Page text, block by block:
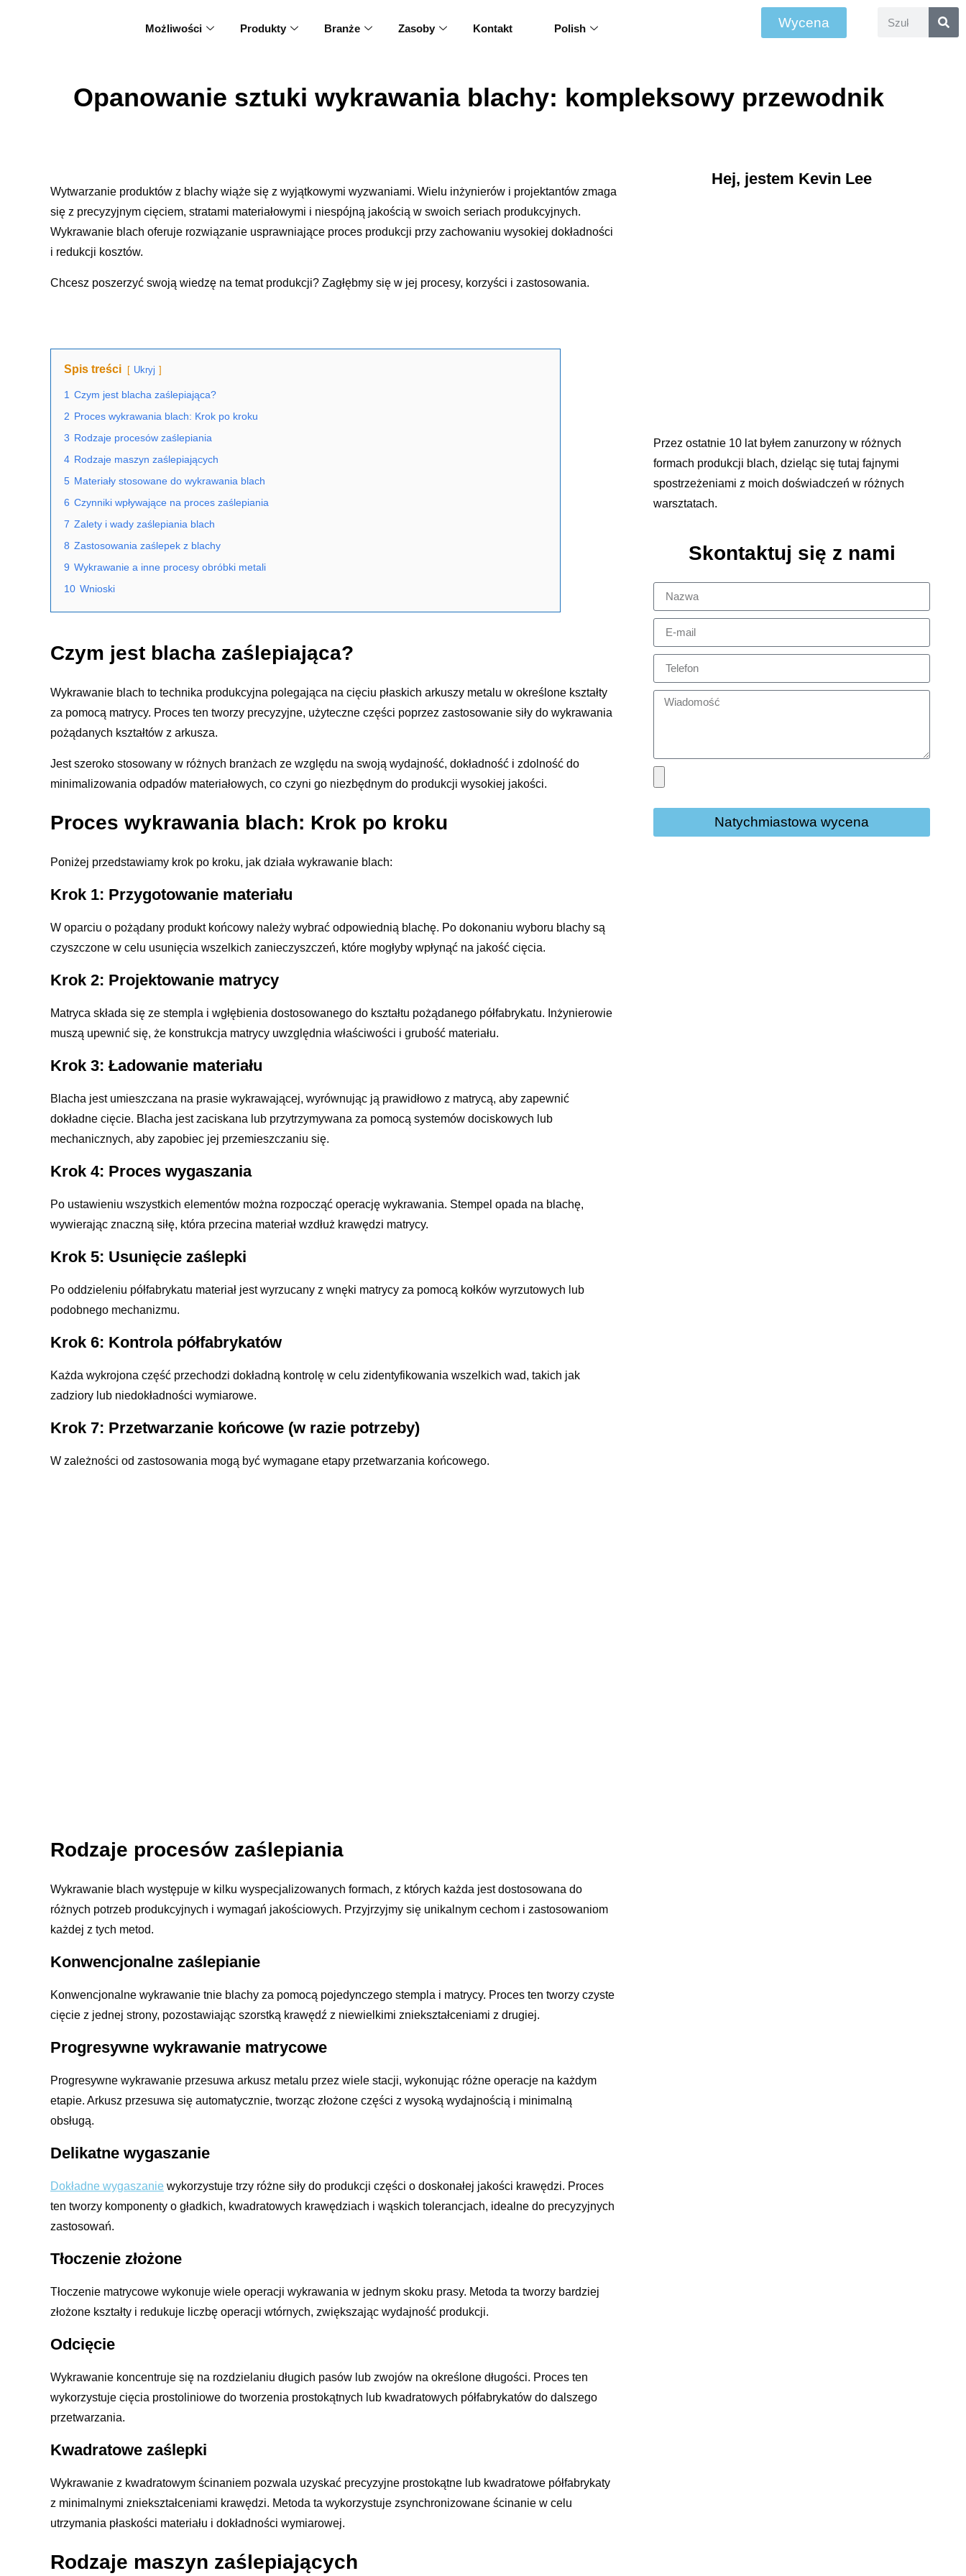
Możliwości Produkty Branże Zasoby Kontakt Polish Wycena
Opanowanie sztuki wykrawania blachy: kompleksowy przewodnik
Wytwarzanie produktów z blachy wiąże się z wyjątkowymi wyzwaniami. Wielu inżynierów i projektantów zmaga
się z precyzyjnym cięciem, stratami materiałowymi i niespójną jakością w swoich seriach produkcyjnych.
Wykrawanie blach oferuje rozwiązanie usprawniające proces produkcji przy zachowaniu wysokiej dokładności
i redukcji kosztów.
Chcesz poszerzyć swoją wiedzę na temat produkcji? Zagłębmy się w jej procesy, korzyści i zastosowania.
Spis treści Ukryj
1 Czym jest blacha zaślepiająca?
2 Proces wykrawania blach: Krok po kroku
3 Rodzaje procesów zaślepiania
4 Rodzaje maszyn zaślepiających
5 Materiały stosowane do wykrawania blach
6 Czynniki wpływające na proces zaślepiania
7 Zalety i wady zaślepiania blach
8 Zastosowania zaślepek z blachy
9 Wykrawanie a inne procesy obróbki metali
10 Wnioski
Czym jest blacha zaślepiająca?
Wykrawanie blach to technika produkcyjna polegająca na cięciu płaskich arkuszy metalu w określone kształty
za pomocą matrycy. Proces ten tworzy precyzyjne, użyteczne części poprzez zastosowanie siły do wykrawania
pożądanych kształtów z arkusza.
Jest szeroko stosowany w różnych branżach ze względu na swoją wydajność, dokładność i zdolność do
minimalizowania odpadów materiałowych, co czyni go niezbędnym do produkcji wysokiej jakości.
Proces wykrawania blach: Krok po kroku
Poniżej przedstawiamy krok po kroku, jak działa wykrawanie blach:
Krok 1: Przygotowanie materiału
W oparciu o pożądany produkt końcowy należy wybrać odpowiednią blachę. Po dokonaniu wyboru blachy są
czyszczone w celu usunięcia wszelkich zanieczyszczeń, które mogłyby wpłynąć na jakość cięcia.
Krok 2: Projektowanie matrycy
Matryca składa się ze stempla i wgłębienia dostosowanego do kształtu pożądanego półfabrykatu. Inżynierowie
muszą upewnić się, że konstrukcja matrycy uwzględnia właściwości i grubość materiału.
Krok 3: Ładowanie materiału
Blacha jest umieszczana na prasie wykrawającej, wyrównując ją prawidłowo z matrycą, aby zapewnić
dokładne cięcie. Blacha jest zaciskana lub przytrzymywana za pomocą systemów dociskowych lub
mechanicznych, aby zapobiec jej przemieszczaniu się.
Krok 4: Proces wygaszania
Po ustawieniu wszystkich elementów można rozpocząć operację wykrawania. Stempel opada na blachę,
wywierając znaczną siłę, która przecina materiał wzdłuż krawędzi matrycy.
Krok 5: Usunięcie zaślepki
Po oddzieleniu półfabrykatu materiał jest wyrzucany z wnęki matrycy za pomocą kołków wyrzutowych lub
podobnego mechanizmu.
Krok 6: Kontrola półfabrykatów
Każda wykrojona część przechodzi dokładną kontrolę w celu zidentyfikowania wszelkich wad, takich jak
zadziory lub niedokładności wymiarowe.
Krok 7: Przetwarzanie końcowe (w razie potrzeby)
W zależności od zastosowania mogą być wymagane etapy przetwarzania końcowego.
Rodzaje procesów zaślepiania
Wykrawanie blach występuje w kilku wyspecjalizowanych formach, z których każda jest dostosowana do
różnych potrzeb produkcyjnych i wymagań jakościowych. Przyjrzyjmy się unikalnym cechom i zastosowaniom
każdej z tych metod.
Konwencjonalne zaślepianie
Konwencjonalne wykrawanie tnie blachy za pomocą pojedynczego stempla i matrycy. Proces ten tworzy czyste
cięcie z jednej strony, pozostawiając szorstką krawędź z niewielkimi zniekształceniami z drugiej.
Progresywne wykrawanie matrycowe
Progresywne wykrawanie przesuwa arkusz metalu przez wiele stacji, wykonując różne operacje na każdym
etapie. Arkusz przesuwa się automatycznie, tworząc złożone części z wysoką wydajnością i minimalną
obsługą.
Delikatne wygaszanie
Dokładne wygaszanie wykorzystuje trzy różne siły do produkcji części o doskonałej jakości krawędzi. Proces
ten tworzy komponenty o gładkich, kwadratowych krawędziach i wąskich tolerancjach, idealne do precyzyjnych
zastosowań.
Tłoczenie złożone
Tłoczenie matrycowe wykonuje wiele operacji wykrawania w jednym skoku prasy. Metoda ta tworzy bardziej
złożone kształty i redukuje liczbę operacji wtórnych, zwiększając wydajność produkcji.
Odcięcie
Wykrawanie koncentruje się na rozdzielaniu długich pasów lub zwojów na określone długości. Proces ten
wykorzystuje cięcia prostoliniowe do tworzenia prostokątnych lub kwadratowych półfabrykatów do dalszego
przetwarzania.
Kwadratowe zaślepki
Wykrawanie z kwadratowym ścinaniem pozwala uzyskać precyzyjne prostokątne lub kwadratowe półfabrykaty
z minimalnymi zniekształceniami krawędzi. Metoda ta wykorzystuje zsynchronizowane ścinanie w celu
utrzymania płaskości materiału i dokładności wymiarowej.
Rodzaje maszyn zaślepiających
Hej, jestem Kevin Lee
Przez ostatnie 10 lat byłem zanurzony w różnych
formach produkcji blach, dzieląc się tutaj fajnymi
spostrzeżeniami z moich doświadczeń w różnych
warsztatach.
Skontaktuj się z nami
Natychmiastowa wycena